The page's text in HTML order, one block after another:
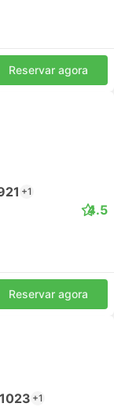
Reservar agora
+1
4.5
Reservar agora
+1